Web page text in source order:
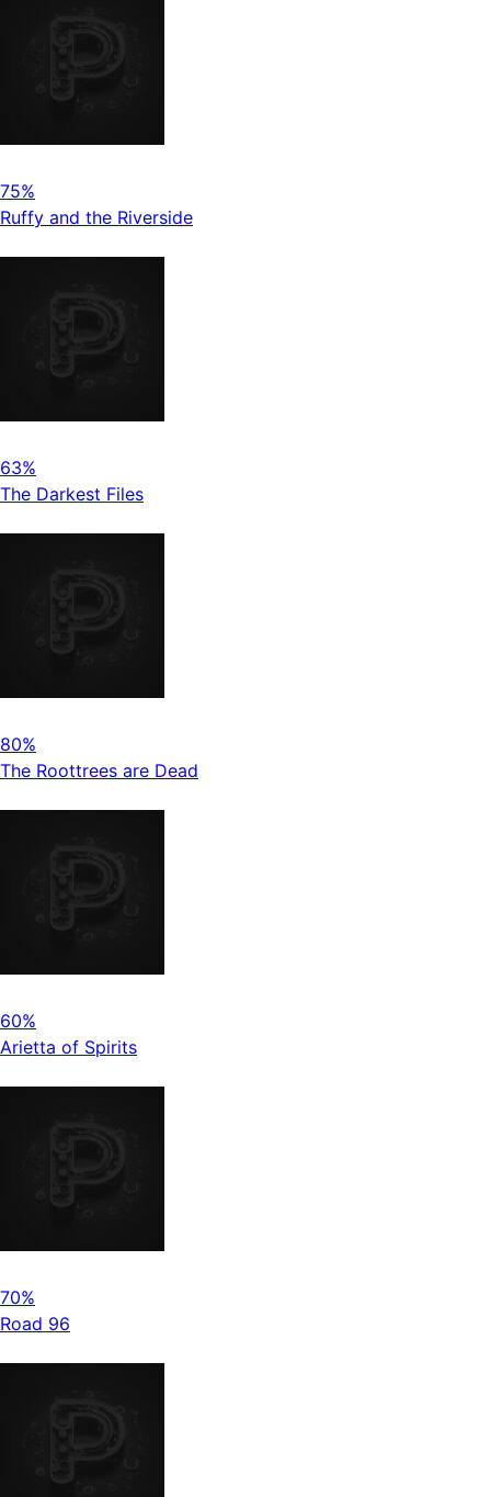
75%
Ruffy and the Riverside
63%
The Darkest Files
80%
The Roottrees are Dead
60%
Arietta of Spirits
70%
Road 96